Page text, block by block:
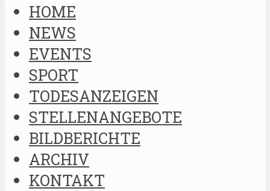
HOME
NEWS
EVENTS
SPORT
TODESANZEIGEN
STELLENANGEBOTE
BILDBERICHTE
ARCHIV
KONTAKT